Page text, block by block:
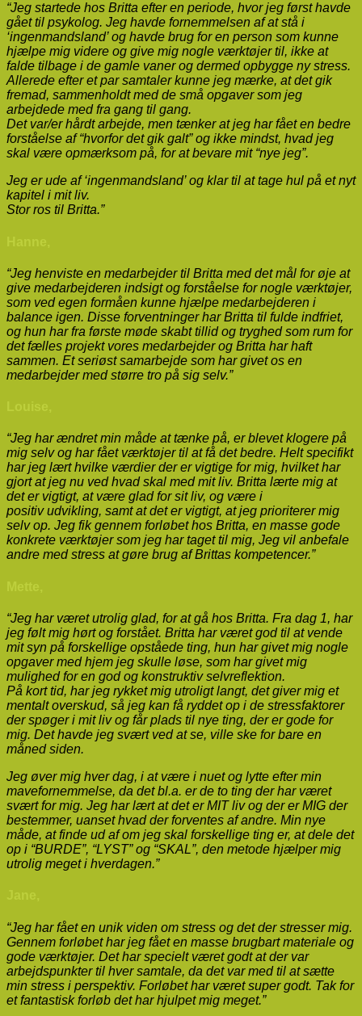
“Jeg startede hos Britta efter en periode, hvor jeg først havde
gået til psykolog. Jeg havde fornemmelsen af at stå i
‘ingenmandsland’ og havde brug for en person som kunne
hjælpe mig videre og give mig nogle værktøjer til, ikke at
falde tilbage i de gamle vaner og dermed opbygge ny stress.
Allerede efter et par samtaler kunne jeg mærke, at det gik
fremad, sammenholdt med de små opgaver som jeg
arbejdede med fra gang til gang.
Det var/er hårdt arbejde, men tænker at jeg har fået en bedre
forståelse af “hvorfor det gik galt” og ikke mindst, hvad jeg
skal være opmærksom på, for at bevare mit “nye jeg”.
Jeg er ude af ‘ingenmandsland’ og klar til at tage hul på et nyt
kapitel i mit liv.
Stor ros til Britta.”
“Jeg henviste en medarbejder til Britta med det mål for øje at
give medarbejderen indsigt og forståelse for nogle værktøjer,
som ved egen formåen kunne hjælpe medarbejderen i
balance igen. Disse forventninger har Britta til fulde indfriet,
og hun har fra første møde skabt tillid og tryghed som rum for
det fælles projekt vores medarbejder og Britta har haft
sammen. Et seriøst samarbejde som har givet os en
medarbejder med større tro på sig selv.”
“Jeg har ændret min måde at tænke på, er blevet klogere på
mig selv og har fået værktøjer til at få det bedre. Helt specifikt
har jeg lært hvilke værdier der er vigtige for mig, hvilket har
gjort at jeg nu ved hvad skal med mit liv. Britta lærte mig at
det er vigtigt, at være glad for sit liv, og være i
positiv udvikling, samt at det er vigtigt, at jeg prioriterer mig
selv op. Jeg fik gennem forløbet hos Britta, en masse gode
konkrete værktøjer som jeg har taget til mig, Jeg vil anbefale
andre med stress at gøre brug af Brittas kompetencer.”
“Jeg har været utrolig glad, for at gå hos Britta. Fra dag 1, har
jeg følt mig hørt og forstået. Britta har været god til at vende
mit syn på forskellige opståede ting, hun har givet mig nogle
opgaver med hjem jeg skulle løse, som har givet mig
mulighed for en god og konstruktiv selvreflektion.
På kort tid, har jeg rykket mig utroligt langt, det giver mig et
mentalt overskud, så jeg kan få ryddet op i de stressfaktorer
der spøger i mit liv og får plads til nye ting, der er gode for
mig. Det havde jeg svært ved at se, ville ske for bare en
måned siden.
Jeg øver mig hver dag, i at være i nuet og lytte efter min
mavefornemmelse, da det bl.a. er de to ting der har været
svært for mig. Jeg har lært at det er MIT liv og der er MIG der
bestemmer, uanset hvad der forventes af andre. Min nye
måde, at finde ud af om jeg skal forskellige ting er, at dele det
op i “BURDE”, “LYST” og “SKAL”, den metode hjælper mig
utrolig meget i hverdagen.”
“Jeg har fået en unik viden om stress og det der stresser mig.
Gennem forløbet har jeg fået en masse brugbart materiale og
gode værktøjer. Det har specielt været godt at der var
arbejdspunkter til hver samtale, da det var med til at sætte
min stress i perspektiv. Forløbet har været super godt. Tak for
et fantastisk forløb det har hjulpet mig meget.”